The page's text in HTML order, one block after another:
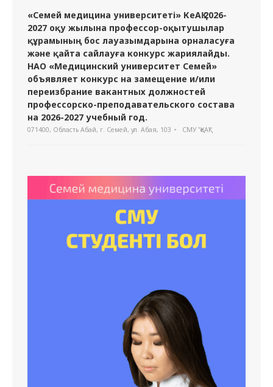
«Семей медицина университеті» КеАҚ 2026-
2027 оқу жылына профессор-оқытушылар
құрамының бос лауазымдарына орналасуға
және қайта сайлауға конкурс жариялайды.
НАО «Медицинский университет Семей»
объявляет конкурс на замещение и/или
переизбрание вакантных должностей
профессорско-преподавательского состава
на 2026-2027 учебный год.
071400, Область Абай, г. Семей, ул. Абая, 103 СМУ "ҚеАҚ"